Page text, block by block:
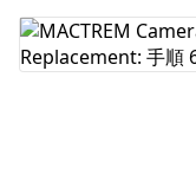
コメントを追加